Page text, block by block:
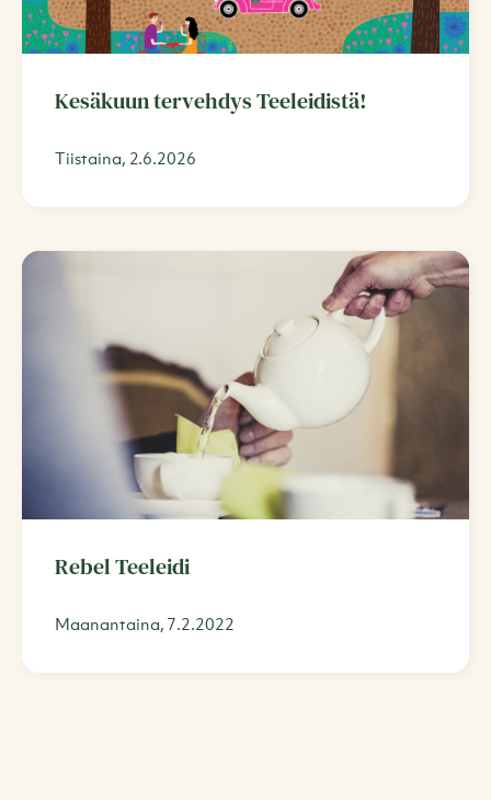
Kesäkuun tervehdys Teeleidistä!
Tiistaina, 2.6.2026
Rebel Teeleidi
Maanantaina, 7.2.2022